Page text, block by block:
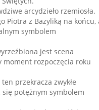
arcydzieło rzemiosła.
Piotra z Bazyliką na końcu,
symbolem
jest scena
moment rozpoczęcia roku
przekracza zwykłe
potężnym symbolem